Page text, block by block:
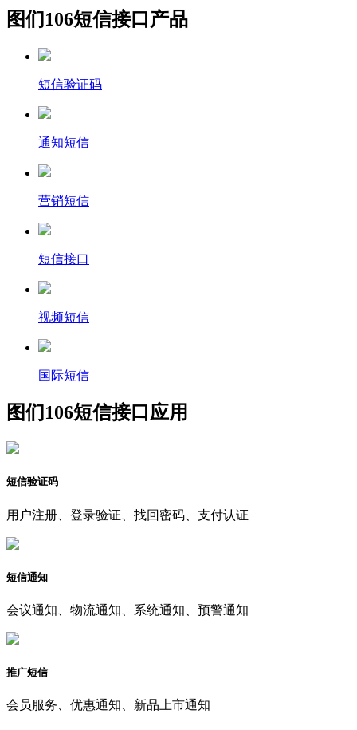
图们106短信接口产品
短信验证码
通知短信
营销短信
短信接口
视频短信
国际短信
图们106短信接口应用
短信验证码
用户注册、登录验证、找回密码、支付认证
短信通知
会议通知、物流通知、系统通知、预警通知
推广短信
会员服务、优惠通知、新品上市通知